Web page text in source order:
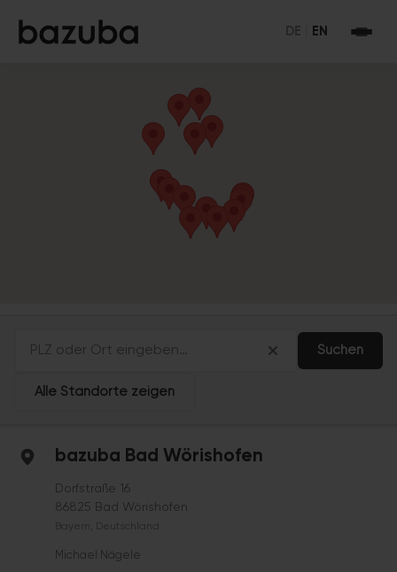
Suchen
Alle Standorte zeigen
bazuba Bad Wörishofen
Dorfstraße 16
86825 Bad Wörishofen
Bayern, Deutschland
Michael Nägele
EN